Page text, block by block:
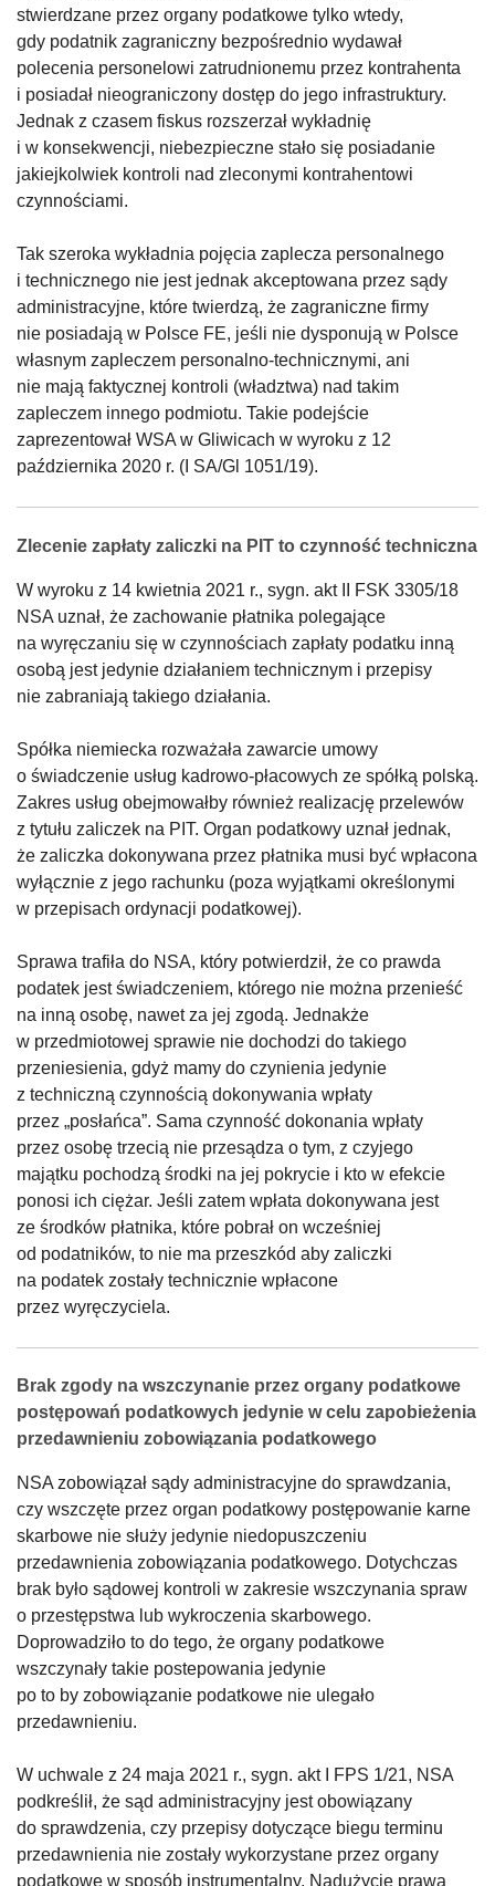
stwierdzane przez organy podatkowe tylko wtedy,
gdy podatnik zagraniczny bezpośrednio wydawał
polecenia personelowi zatrudnionemu przez kontrahenta
i posiadał nieograniczony dostęp do jego infrastruktury.
Jednak z czasem fiskus rozszerzał wykładnię
i w konsekwencji, niebezpieczne stało się posiadanie
jakiejkolwiek kontroli nad zleconymi kontrahentowi
czynnościami.
Tak szeroka wykładnia pojęcia zaplecza personalnego
i technicznego nie jest jednak akceptowana przez sądy
administracyjne, które twierdzą, że zagraniczne firmy
nie posiadają w Polsce FE, jeśli nie dysponują w Polsce
własnym zapleczem personalno-technicznymi, ani
nie mają faktycznej kontroli (władztwa) nad takim
zapleczem innego podmiotu. Takie podejście
zaprezentował WSA w Gliwicach w wyroku z 12
października 2020 r. (I SA/Gl 1051/19).
Zlecenie zapłaty zaliczki na PIT to czynność techniczna
W wyroku z 14 kwietnia 2021 r., sygn. akt II FSK 3305/18
NSA uznał, że zachowanie płatnika polegające
na wyręczaniu się w czynnościach zapłaty podatku inną
osobą jest jedynie działaniem technicznym i przepisy
nie zabraniają takiego działania.
Spółka niemiecka rozważała zawarcie umowy
o świadczenie usług kadrowo-płacowych ze spółką polską.
Zakres usług obejmowałby również realizację przelewów
z tytułu zaliczek na PIT. Organ podatkowy uznał jednak,
że zaliczka dokonywana przez płatnika musi być wpłacona
wyłącznie z jego rachunku (poza wyjątkami określonymi
w przepisach ordynacji podatkowej).
Sprawa trafiła do NSA, który potwierdził, że co prawda
podatek jest świadczeniem, którego nie można przenieść
na inną osobę, nawet za jej zgodą. Jednakże
w przedmiotowej sprawie nie dochodzi do takiego
przeniesienia, gdyż mamy do czynienia jedynie
z techniczną czynnością dokonywania wpłaty
przez „posłańca”. Sama czynność dokonania wpłaty
przez osobę trzecią nie przesądza o tym, z czyjego
majątku pochodzą środki na jej pokrycie i kto w efekcie
ponosi ich ciężar. Jeśli zatem wpłata dokonywana jest
ze środków płatnika, które pobrał on wcześniej
od podatników, to nie ma przeszkód aby zaliczki
na podatek zostały technicznie wpłacone
przez wyręczyciela.
Brak zgody na wszczynanie przez organy podatkowe
postępowań podatkowych jedynie w celu zapobieżenia
przedawnieniu zobowiązania podatkowego
NSA zobowiązał sądy administracyjne do sprawdzania,
czy wszczęte przez organ podatkowy postępowanie karne
skarbowe nie służy jedynie niedopuszczeniu
przedawnienia zobowiązania podatkowego. Dotychczas
brak było sądowej kontroli w zakresie wszczynania spraw
o przestępstwa lub wykroczenia skarbowego.
Doprowadziło to do tego, że organy podatkowe
wszczynały takie postepowania jedynie
po to by zobowiązanie podatkowe nie ulegało
przedawnieniu.
W uchwale z 24 maja 2021 r., sygn. akt I FPS 1/21, NSA
podkreślił, że sąd administracyjny jest obowiązany
do sprawdzenia, czy przepisy dotyczące biegu terminu
przedawnienia nie zostały wykorzystane przez organy
podatkowe w sposób instrumentalny. Nadużycie prawa